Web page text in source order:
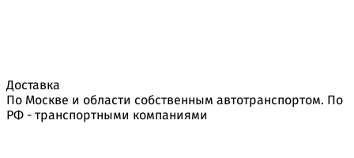
Доставка
По Москве и области собственным автотранспортом. По
РФ - транспортными компаниями